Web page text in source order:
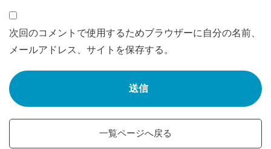
次回のコメントで使用するためブラウザーに自分の名前、
メールアドレス、サイトを保存する。
一覧ページへ戻る